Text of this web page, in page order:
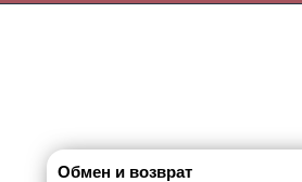
Обмен и возврат